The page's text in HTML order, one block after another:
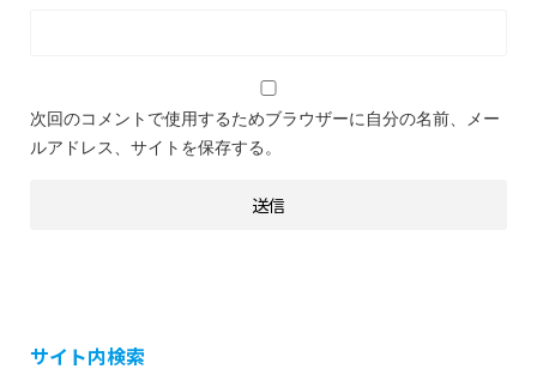
次回のコメントで使用するためブラウザーに自分の名前、メー
ルアドレス、サイトを保存する。
サイト内検索